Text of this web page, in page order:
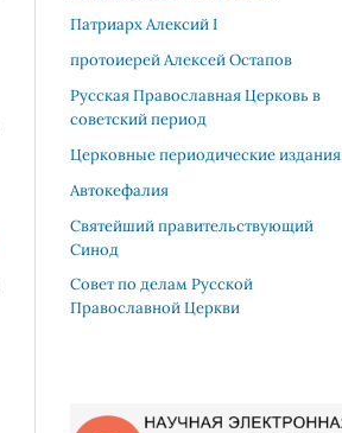
Патриарх Алекcий I
протоиерей Алексей Остапов
Русская Православная Церковь в
советский период
Церковные периодические издания
Автокефалия
Святейший правительствующий
Синод
Совет по делам Русской
Православной Церкви